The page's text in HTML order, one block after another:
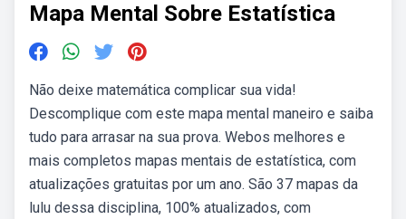
Mapa Mental Sobre Estatística
Não deixe matemática complicar sua vida!
Descomplique com este mapa mental maneiro e saiba
tudo para arrasar na sua prova. Webos melhores e
mais completos mapas mentais de estatística, com
atualizações gratuitas por um ano. São 37 mapas da
lulu dessa disciplina, 100% atualizados, com